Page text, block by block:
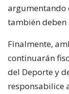
argumentando
también
Finalmente,
continuarán
del Deporte y
responsabilice